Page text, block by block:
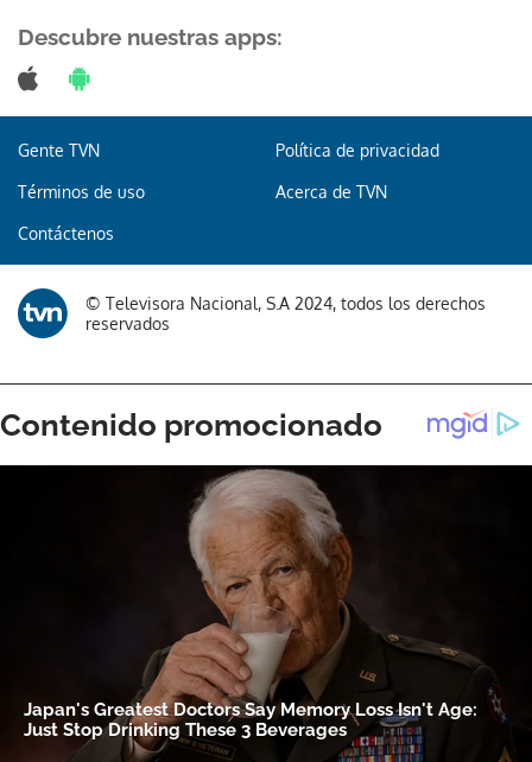
Gracias por suscribirte a nuestro boletín.
ACEPTAR
Descubre nuestras apps:
Gente TVN Política de privacidad
Términos de uso Acerca de TVN
Contáctenos
© Televisora Nacional, S.A 2024, todos los derechos
reservados